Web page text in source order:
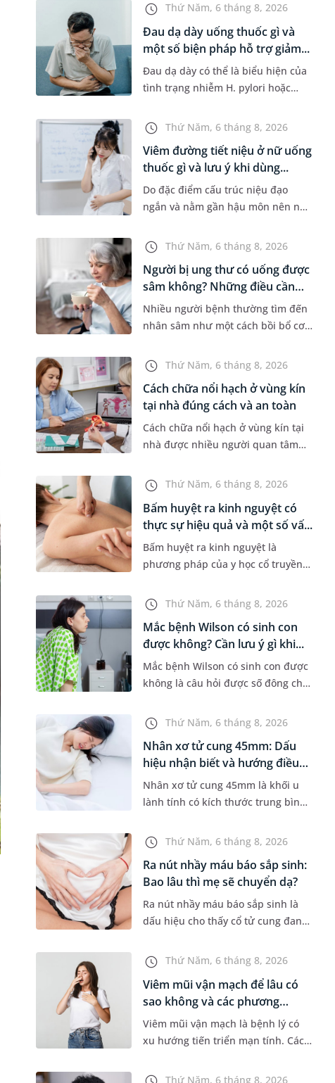
Thứ Năm, 6 tháng 8, 2026
Đau dạ dày uống thuốc gì và
một số biện pháp hỗ trợ giảm...
Đau dạ dày có thể là biểu hiện của
tình trạng nhiễm H. pylori hoặc
Dựa theo nguyên nhân cụ thể, bác
sĩ sẽ cân nhắc chỉ định p...
Thứ Năm, 6 tháng 8, 2026
Viêm đường tiết niệu ở nữ uống
thuốc gì và lưu ý khi dùng...
Do đặc điểm cấu trúc niệu đạo
ngắn và nằm gần hậu môn nên nữ
niệu hơn nam giới. Tùy theo
nguyên nhân, mức độ nhiễm trùng
và...
Thứ Năm, 6 tháng 8, 2026
Người bị ung thư có uống được
sâm không? Những điều cần
b...
Nhiều người bệnh thường tìm đến
nhân sâm như một cách bồi bổ cơ
thư. Tuy nhiên, câu hỏi người bị
ung thư có uống được sâm kh...
Thứ Năm, 6 tháng 8, 2026
Cách chữa nổi hạch ở vùng kín
tại nhà đúng cách và an toàn
Cách chữa nổi hạch ở vùng kín tại
nhà được nhiều người quan tâm
bẹn hoặc cơ quan sinh dục. Nếu
hạch mới xuất hiện, kích th...
Thứ Năm, 6 tháng 8, 2026
Bấm huyệt ra kinh nguyệt có
thực sự hiệu quả và một số vấ...
Bấm huyệt ra kinh nguyệt là
phương pháp của y học cổ truyền
gặp tình trạng chậm kinh hoặc kinh
nguyệt không đều. Vậy phương
ph...
Thứ Năm, 6 tháng 8, 2026
Mắc bệnh Wilson có sinh con
được không? Cần lưu ý gì khi...
Mắc bệnh Wilson có sinh con được
không là câu hỏi được số đông chị
tâm. Trên thực tế, người mắc bệnh
Wilson vẫn có thể mang th...
Thứ Năm, 6 tháng 8, 2026
Nhân xơ tử cung 45mm: Dấu
hiệu nhận biết và hướng điều
tr...
Nhân xơ tử cung 45mm là khối u
lành tính có kích thước trung bình,
sinh sản. Mặc dù không phải
trường hợp nào cũng xuất hiệ...
Thứ Năm, 6 tháng 8, 2026
Ra nút nhầy máu báo sắp sinh:
Bao lâu thì mẹ sẽ chuyển dạ?
Ra nút nhầy máu báo sắp sinh là
dấu hiệu cho thấy cổ tử cung đang
trình sinh nở. Thế nhưng, khoảng
thời gian từ lúc xuất hiện nút...
Thứ Năm, 6 tháng 8, 2026
Viêm mũi vận mạch để lâu có
sao không và các phương
pháp...
Viêm mũi vận mạch là bệnh lý có
xu hướng tiến triển mạn tính. Các
nước mũi thường xuyên khiến
Thứ Năm, 6 tháng 8, 2026